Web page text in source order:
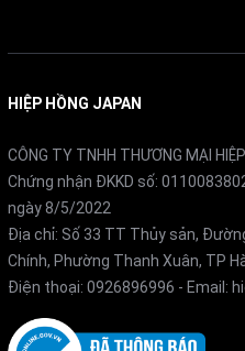
HIỆP HỒNG JAPAN
CÔNG TY TNHH THƯƠNG MẠI
Chứng nhận ĐKKD số:
ngày 8/5/2022
Địa chỉ: Số 33 TT Thủy sản,
Chính, Phường Thanh Xuân, TP
Điện thoại: 0926896996 - Email: